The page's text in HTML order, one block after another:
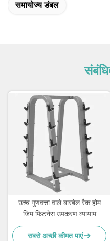
समायोज्य डंबल
उच्च गुणवत्ता वाले बारबेल रैक होम
जिम फिटनेस उपकरण व्यायाम
मांसपेशी
सबसे अच्छी कीमत पाएं